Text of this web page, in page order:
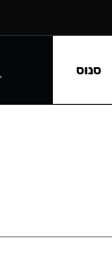
סנוס